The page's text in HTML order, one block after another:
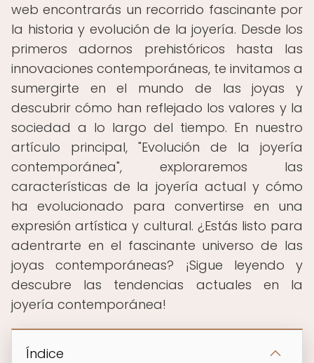
web encontrarás un recorrido fascinante por
la historia y evolución de la joyería. Desde los
primeros adornos prehistóricos hasta las
innovaciones contemporáneas, te invitamos a
sumergirte en el mundo de las joyas y
descubrir cómo han reflejado los valores y la
sociedad a lo largo del tiempo. En nuestro
artículo principal, "Evolución de la joyería
contemporánea", exploraremos las
características de la joyería actual y cómo
ha evolucionado para convertirse en una
expresión artística y cultural. ¿Estás listo para
adentrarte en el fascinante universo de las
joyas contemporáneas? ¡Sigue leyendo y
descubre las tendencias actuales en la
joyería contemporánea!
Índice